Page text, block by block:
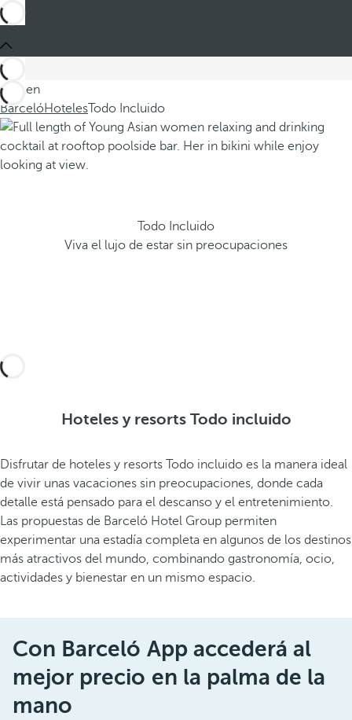
Está en
BarcelóHotelesTodo Incluido
Todo Incluido
Viva el lujo de estar sin preocupaciones
Hoteles y resorts Todo incluido
Disfrutar de hoteles y resorts Todo incluido es la manera ideal
de vivir unas vacaciones sin preocupaciones, donde cada
detalle está pensado para el descanso y el entretenimiento.
Las propuestas de Barceló Hotel Group permiten
experimentar una estadía completa en algunos de los destinos
más atractivos del mundo, combinando gastronomía, ocio,
actividades y bienestar en un mismo espacio.
Con Barceló App accederá al
mejor precio en la palma de la
mano